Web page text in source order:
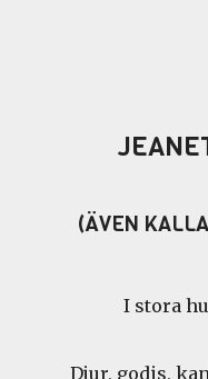
(ÄVEN
I stora
Djur, godis,